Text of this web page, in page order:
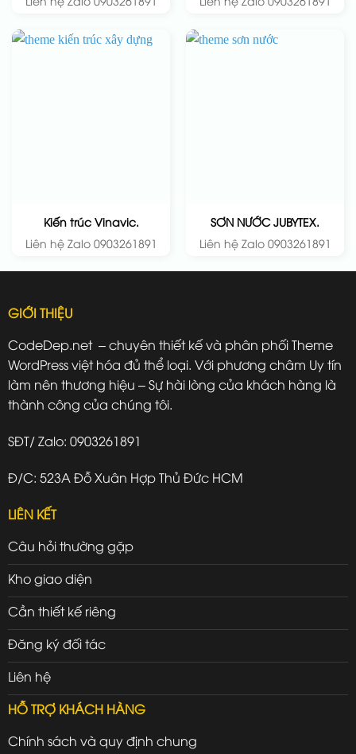
Kiến trúc Vinavic.
Liên hệ Zalo 0903261891
SƠN NƯỚC JUBYTEX.
Liên hệ Zalo 0903261891
GIỚI THIỆU
CodeDep.net – chuyên thiết kế và phân phối Theme
WordPress việt hóa đủ thể loại. Với phương châm Uy tín
làm nên thương hiệu – Sự hài lòng của khách hàng là
thành công của chúng tôi.
SĐT/ Zalo: 0903261891
Đ/C: 523A Đỗ Xuân Hợp Thủ Đức HCM
LIÊN KẾT
Câu hỏi thường gặp
Kho giao diện
Cần thiết kế riêng
Đăng ký đối tác
Liên hệ
HỖ TRỢ KHÁCH HÀNG
Chính sách và quy định chung